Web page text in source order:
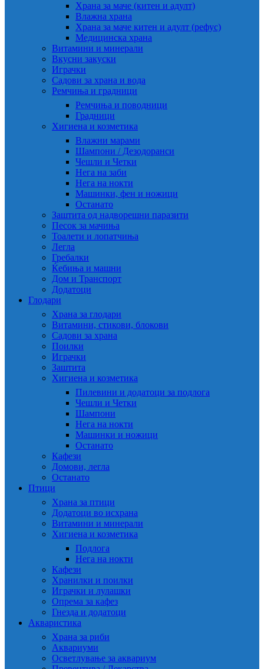
Храна за маче (китен и адулт)
Влажна храна
Храна за маче китен и адулт (рефус)
Медицинска храна
Витамини и минерали
Вкусни закуски
Играчки
Садови за храна и вода
Ремчиња и градници
Ремчиња и поводници
Градници
Хигиена и козметика
Влажни марами
Шампони / Дезодоранси
Чешли и Четки
Нега на заби
Нега на нокти
Машинки, фен и ножици
Останато
Заштита од надворешни паразити
Песок за мачиња
Тоалети и лопатчиња
Легла
Гребалки
Ќебиња и машни
Дом и Транспорт
Додатоци
Глодари
Храна за глодари
Витамини, стикови, блокови
Садови за храна
Поилки
Играчки
Заштита
Хигиена и козметика
Пилевини и додатоци за подлога
Чешли и Четки
Шампони
Нега на нокти
Машинки и ножици
Останато
Кафези
Домови, легла
Останато
Птици
Храна за птици
Додатоци во исхрана
Витамини и минерали
Хигиена и козметика
Подлога
Нега на нокти
Кафези
Хранилки и поилки
Играчки и лулашки
Опрема за кафез
Гнезда и додатоци
Акваристика
Храна за риби
Аквариуми
Осветлување за аквариум